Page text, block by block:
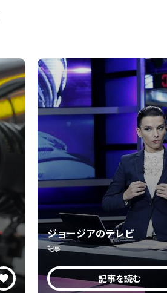
ジョージアのテレビ
記事
記事を読む